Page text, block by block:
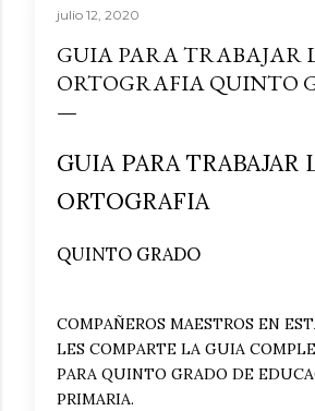
julio 12, 2020
GUIA PARA TRABAJAR
ORTOGRAFIA QUINTO
GUIA PARA TRABAJAR
ORTOGRAFIA
QUINTO GRADO
COMPAÑEROS MAESTROS EN
LES COMPARTE LA GUIA
PARA QUINTO GRADO DE
PRIMARIA.